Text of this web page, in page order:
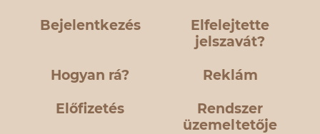
Bejelentkezés
Elfelejtette
jelszavát?
Hogyan rá? Reklám
Előfizetés
Rendszer
üzemeltetője